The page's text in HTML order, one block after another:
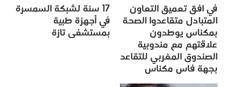
في افق تعميق التعاون
المتبادل متقاعدوا الصحة
بمكناس يوطدون
علاقتهم مع مندوبية
الصندوق المغربي للتقاعد
بجهة فاس مكناس
17 سنة لشبكة السمسرة
في أجهزة طبية
بمستشفى تازة